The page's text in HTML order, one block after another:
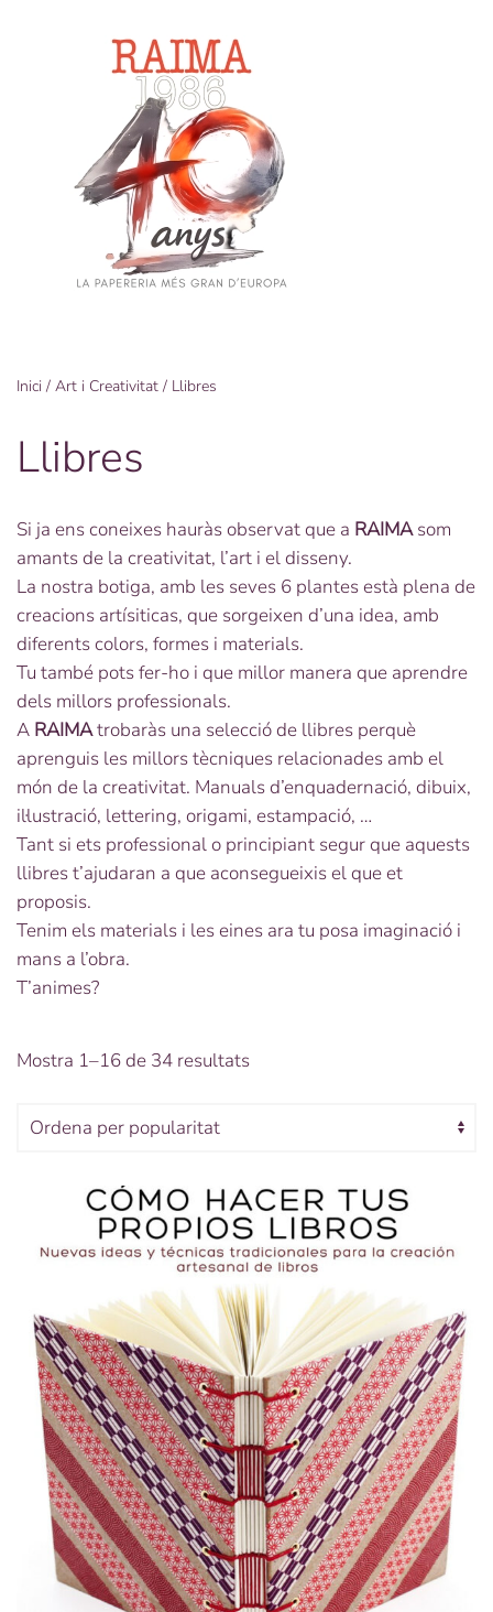
Inici / Art i Creativitat / Llibres
Llibres
Si ja ens coneixes hauràs observat que a RAIMAsom
amants de la creativitat, l’art i el disseny.
La nostra botiga, amb les seves 6 plantes està plena de
creacions artísiticas, que sorgeixen d’una idea, amb
diferents colors, formes i materials.
Tu també pots fer-ho i que millor manera que aprendre
dels millors professionals.
A RAIMAtrobaràs una selecció de llibres perquè
aprenguis les millors tècniques relacionades amb el
món de la creativitat. Manuals d’enquadernació, dibuix,
il·lustració, lettering, origami, estampació, …
Tant si ets professional o principiant segur que aquests
llibres t’ajudaran a que aconsegueixis el que et
proposis.
Tenim els materials i les eines ara tu posa imaginació i
mans a l’obra.
T’animes?
Mostra 1–16 de 34 resultatsOrdenat